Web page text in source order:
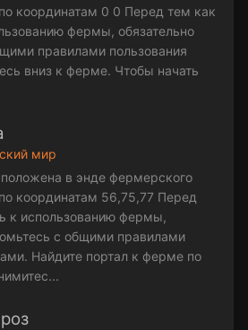
координатам 0 0 Перед тем как
фермы, обязательно
правилами пользования
вниз к ферме. Чтобы начать
мир
в энде фермерского
координатам 56,75,77 Перед
к использованию фермы,
с общими правилами
Найдите портал к ферме по